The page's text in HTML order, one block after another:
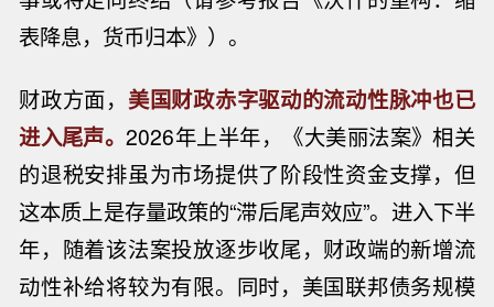
表降息，货币归本》）。
财政方面， 美国财政赤字驱动的流动性脉冲也已
进入尾声。2026年上半年，《大美丽法案》相关
的退税安排虽为市场提供了阶段性资金支撑，但
这本质上是存量政策的“滞后尾声效应”。进入下半
年，随着该法案投放逐步收尾，财政端的新增流
动性补给将较为有限。同时，美国联邦债务规模